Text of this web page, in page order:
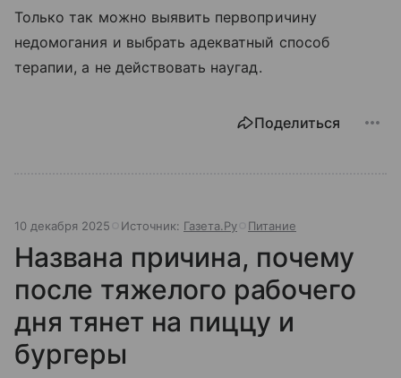
Только так можно выявить первопричину
недомогания и выбрать адекватный способ
терапии, а не действовать наугад.
Поделиться
10 декабря 2025 Источник: Газета.Ру Питание
Названа причина, почему
после тяжелого рабочего
дня тянет на пиццу и
бургеры